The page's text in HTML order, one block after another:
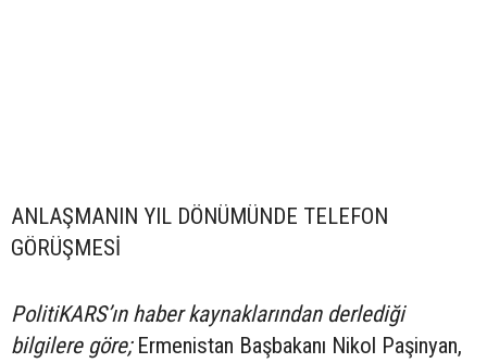
ANLAŞMANIN YIL DÖNÜMÜNDE TELEFON
GÖRÜŞMESİ
PolitiKARS’ın haber kaynaklarından derlediği
bilgilere göre;Ermenistan Başbakanı Nikol Paşinyan,